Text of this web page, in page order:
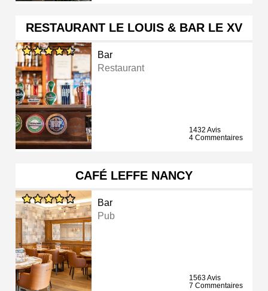
RESTAURANT LE LOUIS & BAR LE XV
Bar
Restaurant
1432 Avis
4 Commentaires
CAFÉ LEFFE NANCY
Bar
Pub
1563 Avis
7 Commentaires